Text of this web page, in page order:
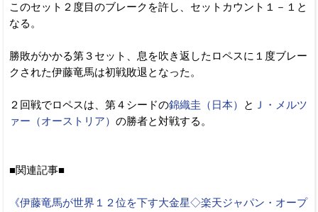
このセット２度目のブレークを許し、セットカウント１－１と
なる。
勝敗がかかる第３セット、息を吹き返したロペスに１度ブレー
クされた伊藤竜馬は初戦敗退となった。
２回戦でロペスは、第４シードの錦織圭（日本） と
Ｊ・メルツ
ァー（オーストリア） の勝者と対戦する。
■関連記事■
《伊藤竜馬が世界１２位を下す大金星◇楽天ジャパン・オープ